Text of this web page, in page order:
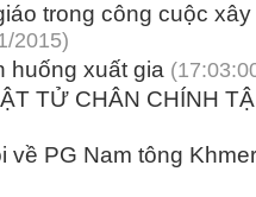
trong công cuộc
2015)
huống xuất gia
TỬ CHÂN CHÍNH
về PG Nam tông Khmer